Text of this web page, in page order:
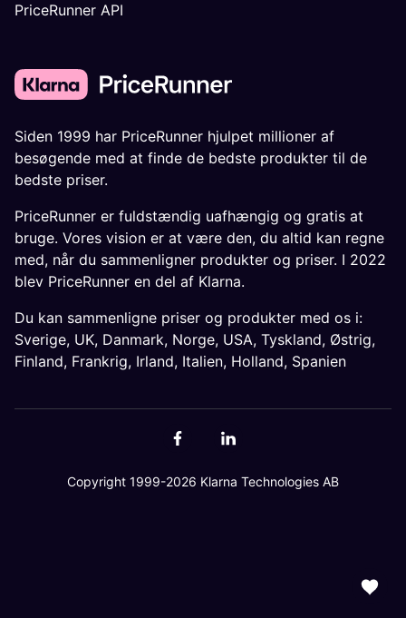
PriceRunner API
Siden 1999 har PriceRunner hjulpet millioner af
besøgende med at finde de bedste produkter til de
bedste priser.
PriceRunner er fuldstændig uafhængig og gratis at
bruge. Vores vision er at være den, du altid kan regne
med, når du sammenligner produkter og priser. I 2022
blev PriceRunner en del af Klarna.
Du kan sammenligne priser og produkter med os i:
Sverige, UK, Danmark, Norge, USA, Tyskland, Østrig,
Finland, Frankrig, Irland, Italien, Holland, Spanien
Copyright 1999-2026 Klarna Technologies AB